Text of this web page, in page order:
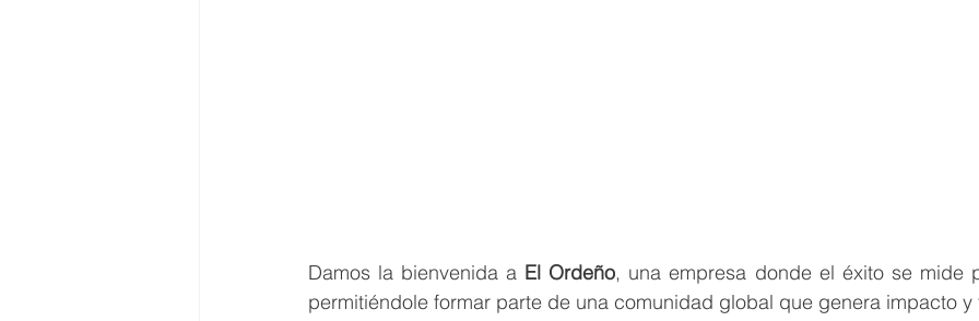
Damos la bienvenida a El Ordeño, una empresa donde el éxito se mide
permitiéndole formar parte de una comunidad global que genera impacto y